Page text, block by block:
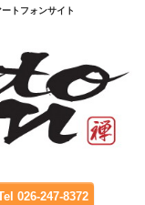
トフォンサイト
026-247-8372